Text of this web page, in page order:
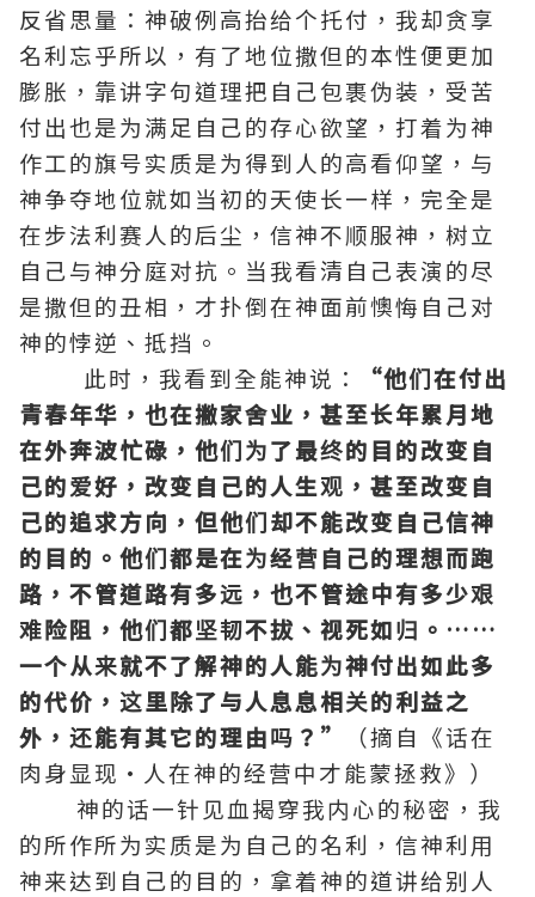
反省思量：神破例高抬给个托付，我却贪享
名利忘乎所以，有了地位撒但的本性便更加
膨胀，靠讲字句道理把自己包裹伪装，受苦
付出也是为满足自己的存心欲望，打着为神
作工的旗号实质是为得到人的高看仰望，与
神争夺地位就如当初的天使长一样，完全是
在步法利赛人的后尘，信神不顺服神，树立
自己与神分庭对抗。当我看清自己表演的尽
是撒但的丑相，才扑倒在神面前懊悔自己对
神的悖逆、抵挡。
此时，我看到全能神说：
“他们在付出
青春年华，也在撇家舍业，甚至长年累月地
在外奔波忙碌，他们为了最终的目的改变自
己的爱好，改变自己的人生观，甚至改变自
己的追求方向，但他们却不能改变自己信神
的目的。他们都是在为经营自己的理想而跑
路，不管道路有多远，也不管途中有多少艰
难险阻，他们都坚韧不拔、视死如归。……
一个从来就不了解神的人能为神付出如此多
的代价，这里除了与人息息相关的利益之
外，还能有其它的理由吗？”
（摘自《话在
肉身显现·人在神的经营中才能蒙拯救》）
神的话一针见血揭穿我内心的秘密，我
的所作所为实质是为自己的名利，信神利用
神来达到自己的目的，拿着神的道讲给别人